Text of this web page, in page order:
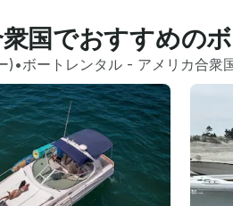
国でおすすめの
) •ボートレンタル - アメリカ合衆